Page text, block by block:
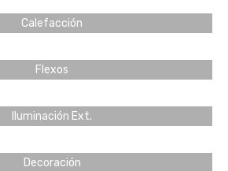
Calefacción
Flexos
Iluminación Ext.
Decoración